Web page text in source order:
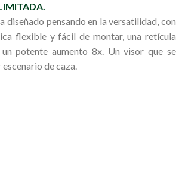
diseñado pensando en la versatilidad, con
flexible y fácil de montar, una retícula
potente aumento 8x. Un visor que se
de caza.